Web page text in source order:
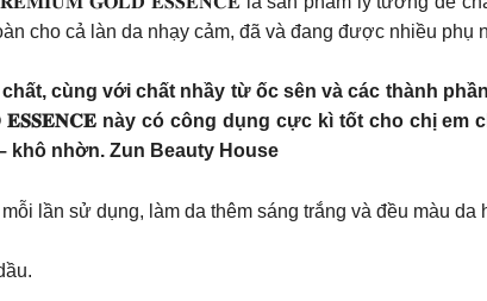
cho cả làn da nhạy cảm, đã và đang được nhiều phụ
cùng với chất nhầy từ ốc sên và các thành
này có công dụng cực kì tốt cho chị em
khô nhờn. Zun Beauty House
lần sử dụng, làm da thêm sáng trắng và đều màu da